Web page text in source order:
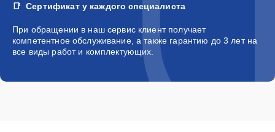
Сертификат у каждого специалиста
При обращении в наш сервис клиент получает
компетентное обслуживание, а также гарантию до 3 лет на
все виды работ и комплектующих.